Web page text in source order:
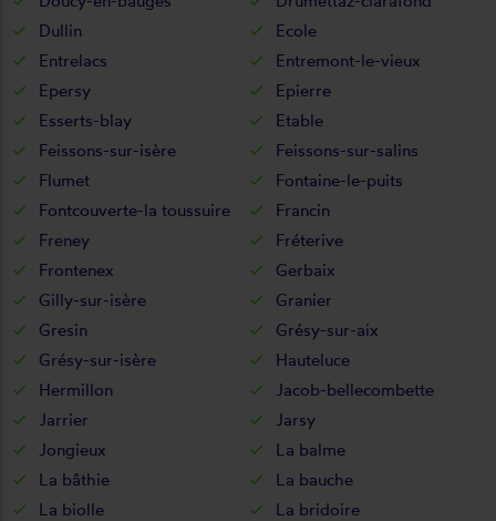
Dullin
Ecole
Entrelacs
Entremont-le-vieux
Epersy
Epierre
Esserts-blay
Etable
Feissons-sur-isère
Feissons-sur-salins
Flumet
Fontaine-le-puits
Fontcouverte-la toussuire
Francin
Freney
Fréterive
Frontenex
Gerbaix
Gilly-sur-isère
Granier
Gresin
Grésy-sur-aix
Grésy-sur-isère
Hauteluce
Hermillon
Jacob-bellecombette
Jarrier
Jarsy
Jongieux
La balme
La bâthie
La bauche
La biolle
La bridoire